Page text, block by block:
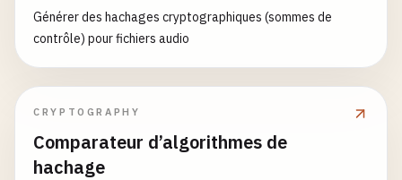
Générer des hachages cryptographiques (sommes de
contrôle) pour fichiers audio
CRYPTOGRAPHY
Comparateur d’algorithmes de
hachage